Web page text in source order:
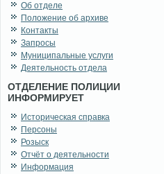
Об отделе
Положение об архиве
Контакты
Запросы
Муниципальные услуги
Деятельность отдела
ОТДЕЛЕНИЕ ПОЛИЦИИ
ИНФОРМИРУЕТ
Историческая справка
Персоны
Розыск
Отчёт о деятельности
Информация